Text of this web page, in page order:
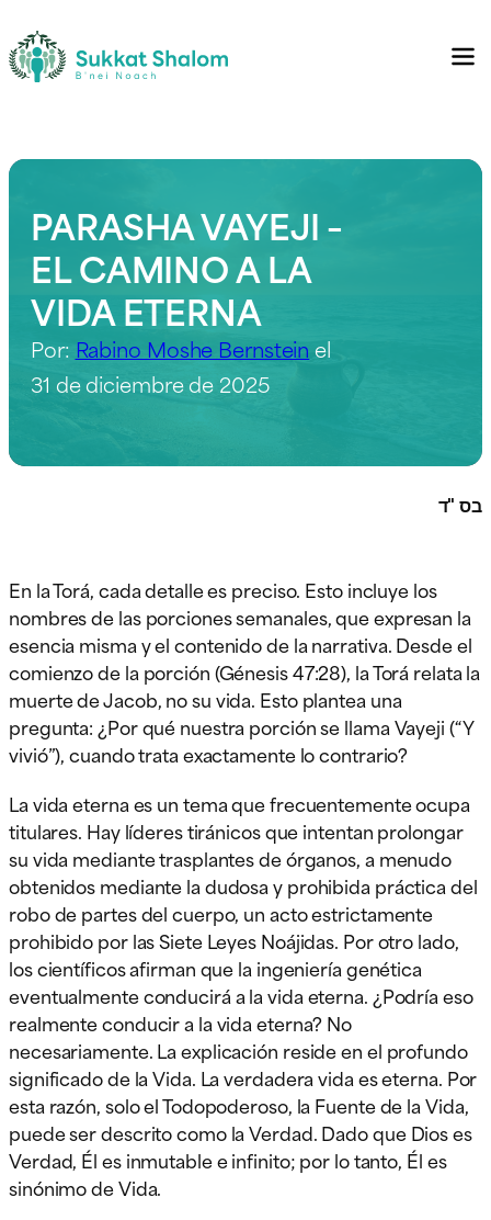
PARASHA VAYEJI –
EL CAMINO A LA
VIDA ETERNA
Por: Rabino Moshe Bernstein el
31 de diciembre de 2025
בס "ד
En la Torá, cada detalle es preciso. Esto incluye los
nombres de las porciones semanales, que expresan la
esencia misma y el contenido de la narrativa. Desde el
comienzo de la porción (Génesis 47:28), la Torá relata la
muerte de Jacob, no su vida. Esto plantea una
pregunta: ¿Por qué nuestra porción se llama Vayeji (“Y
vivió”), cuando trata exactamente lo contrario?
La vida eterna es un tema que frecuentemente ocupa
titulares. Hay líderes tiránicos que intentan prolongar
su vida mediante trasplantes de órganos, a menudo
obtenidos mediante la dudosa y prohibida práctica del
robo de partes del cuerpo, un acto estrictamente
prohibido por las Siete Leyes Noájidas. Por otro lado,
los científicos afirman que la ingeniería genética
eventualmente conducirá a la vida eterna. ¿Podría eso
realmente conducir a la vida eterna? No
necesariamente. La explicación reside en el profundo
significado de la Vida. La verdadera vida es eterna. Por
esta razón, solo el Todopoderoso, la Fuente de la Vida,
puede ser descrito como la Verdad. Dado que Dios es
Verdad, Él es inmutable e infinito; por lo tanto, Él es
sinónimo de Vida.